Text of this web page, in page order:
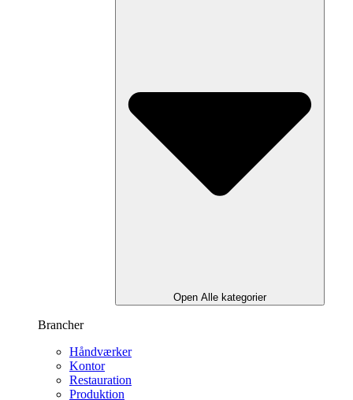
Open Alle kategorier
Brancher
Håndværker
Kontor
Restauration
Produktion